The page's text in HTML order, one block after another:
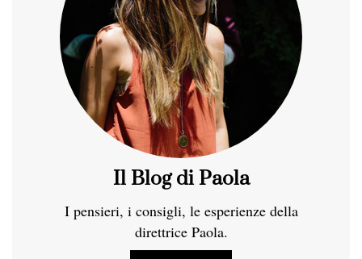
Il Blog di Paola
I pensieri, i consigli, le esperienze della
direttrice Paola.